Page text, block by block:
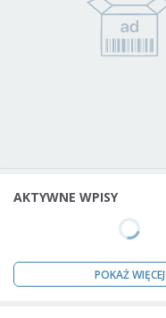
AKTYWNE WPISY
POKAŻ WIĘCEJ